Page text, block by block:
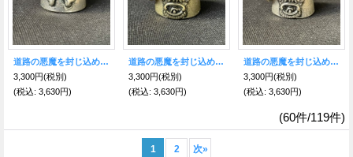
道路の悪魔を封じ込め、様々な災難から身を守る★バイカーベル キーリング クロスS
3,300円(税別)
(税込: 3,630円)
道路の悪魔を封じ込め、様々な災難から身を守る★バイカーベル キーリング グアダルーペの聖母マリアG
3,300円(税別)
(税込: 3,630円)
道路の悪魔を封じ込め、様々な災難から身を守る★バイカーベル キーリング グアダルーペの聖母マリアS
3,300円(税別)
(税込: 3,630円)
(60件/119件)
1 2 次»